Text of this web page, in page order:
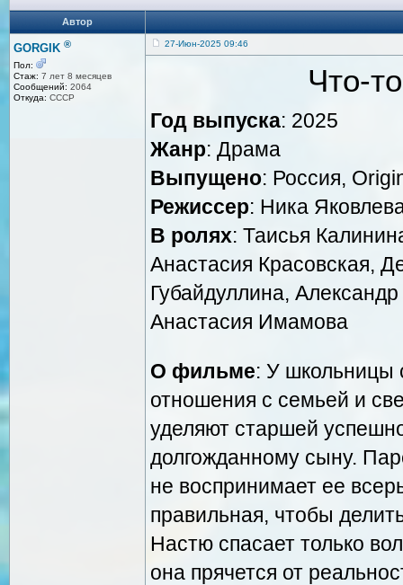
Автор
GORGIK ®
Пол:
Стаж: 7 лет 8 месяцев
Сообщений: 2064
Откуда: СССР
27-Июн-2025 09:46
Что-
Год выпуска: 2025
Жанр: Драма
Выпущено: Россия,
Режиссер: Ника
В ролях: Таисья
Анастасия Красовская,
Губайдуллина,
Анастасия Имамова
О фильме: У школьницы
отношения с семьей и
уделяют старшей
долгожданному сыну.
не воспринимает ее
правильная, чтобы
Настю спасает только
она прячется от